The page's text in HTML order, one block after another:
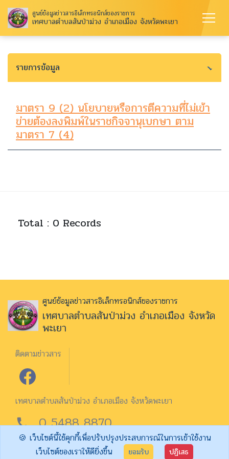
ศูนย์ข้อมูลข่าวสารอิเล็กทรอนิกส์ของราชการ
เทศบาลตำบลสันป่าม่วง อำเภอเมือง จังหวัดพะเยา
รายการข้อมูล
มาตรา 9 (2) นโยบายหรือการตีความที่ไม่เข้า
ข่ายต้องลงพิมพ์ในราชกิจจานุเบกษา ตาม
มาตรา 7 (4)
Total : 0 Records
ศูนย์ข้อมูลข่าวสารอิเล็กทรอนิกส์ของราชการ
เทศบาลตำบลสันป่าม่วง อำเภอเมือง จังหวัด
พะเยา
ติดตามข่าวสาร
เทศบาลตำบลสันป่าม่วง อำเภอเมือง จังหวัดพะเยา
call 0 5488 8870
จำนวนผู้เข้าชม 02861
🍪 เว็บไซต์นี้ใช้คุกกี้เพื่อปรับปรุงประสบการณ์ในการเข้าใช้งาน
เว็บไซต์ของเราให้ดียิ่งขึ้น
ยอมรับ ปฏิเสธ